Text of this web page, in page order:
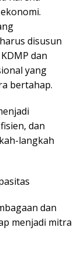
disusun
dan
yang
bertahap.
dan
langkah
dan
menjadi mitra